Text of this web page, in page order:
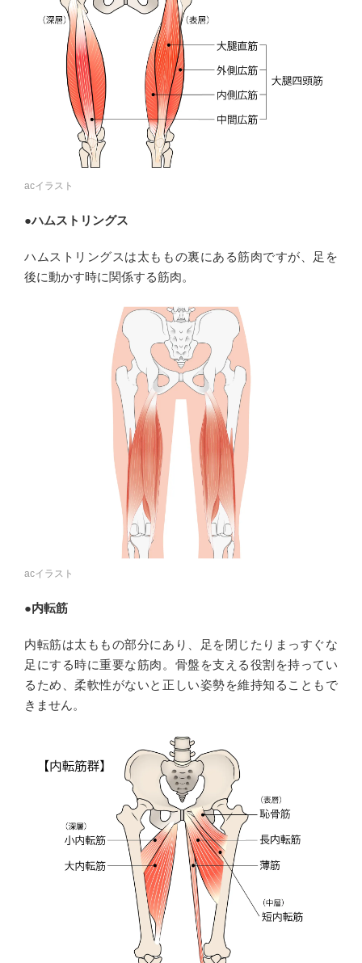
acイラスト
●ハムストリングス
ハムストリングスは太ももの裏にある筋肉ですが、足を
後に動かす時に関係する筋肉。
acイラスト
●内転筋
内転筋は太ももの部分にあり、足を閉じたりまっすぐな
足にする時に重要な筋肉。骨盤を支える役割を持ってい
るため、柔軟性がないと正しい姿勢を維持知ることもで
きません。